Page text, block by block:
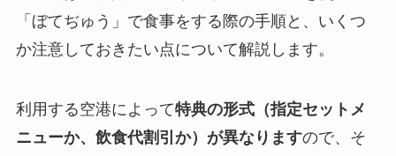
「ぼてぢゅう」で食事をする際の手順と、いくつ
か注意しておきたい点について解説します。
利用する空港によって特典の形式（指定セットメ
ニューか、飲食代割引か）が異なりますので、そ